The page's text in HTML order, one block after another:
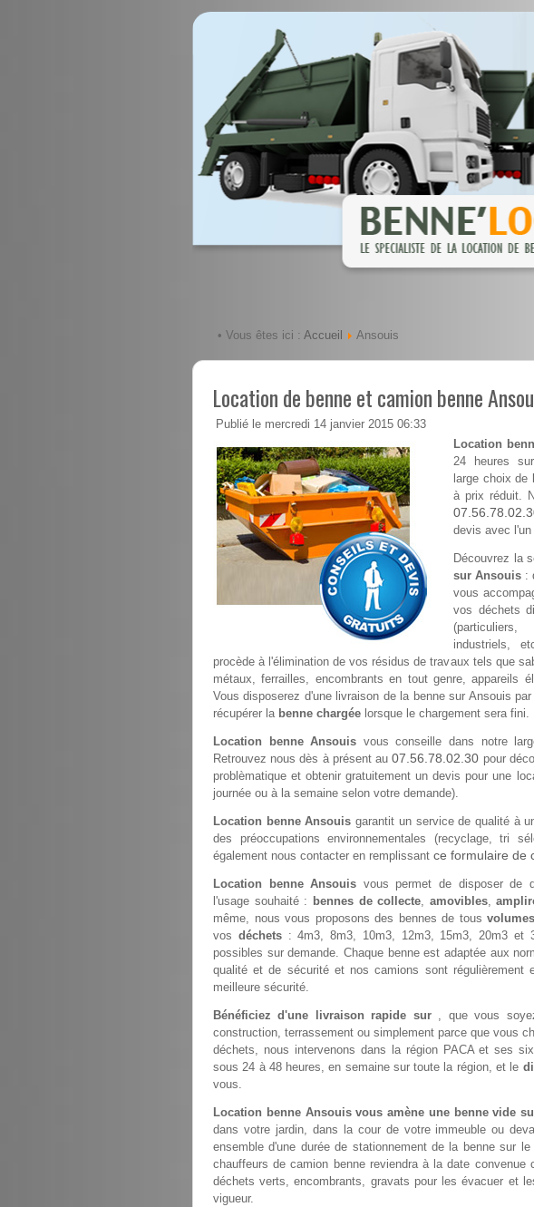
• Vous êtes ici : Accueil Ansouis
Location de benne et camion benne
Publié le mercredi 14 janvier 2015 06:33
Location
24 heures
large choix de
à prix réduit.
devis avec
Découvrez la
sur Ansouis :
vous
vos déchets
industriels,
procède à l'élimination de vos résidus de travaux tels que
métaux, ferrailles, encombrants en tout genre, appareils
Vous disposerez d'une livraison de la benne sur Ansouis
récupérer la benne chargée lorsque le chargement sera fini.
Location benne Ansouis vous conseille dans notre
Retrouvez nous dès à présent au07.56.78.02.30 pour
problèmatique et obtenir gratuitement un devis pour une
journée ou à la semaine selon votre demande).
Location benne Ansouis garantit un service de qualité à
des préoccupations environnementales (recyclage, tri
également nous contacter en remplissant ce formulaire de
Location benne Ansouis vous permet de disposer de
l'usage souhaité : bennes de collecte, amovibles,
même, nous vous proposons des bennes de tousvolumes
vos déchets: 4m3, 8m3, 10m3, 12m3, 15m3, 20m3 et
possibles sur demande. Chaque benne est adaptée aux
qualité et de sécurité et nos camions sont régulièrement
meilleure sécurité.
Bénéficiez d'une livraison rapide sur , que vous
construction, terrassement ou simplement parce que vous
déchets, nous intervenons dans la région PACA et ses
sous 24 à 48 heures, en semaine sur toute la région, et le
vous.
Location benne Ansouis vous amène une benne vide
dans votre jardin, dans la cour de votre immeuble ou
ensemble d'une durée de stationnement de la benne sur
chauffeurs de camion benne reviendra à la date convenue
déchets verts, encombrants, gravats pour les évacuer et
vigueur.